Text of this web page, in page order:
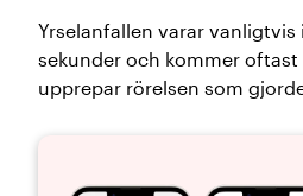
Yrselanfallen varar vanligtvis
sekunder och kommer
upprepar rörelsen som